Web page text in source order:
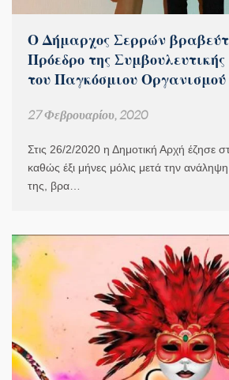
Ο Δήμαρχος Σερρών
Πρόεδρο της
του Παγκόσμιου
27 Φεβρουαρίου, 2020
Στις 26/2/2020 η Δημοτική Αρχή έζησε
καθώς έξι μήνες μόλις μετά την
της, βρα…